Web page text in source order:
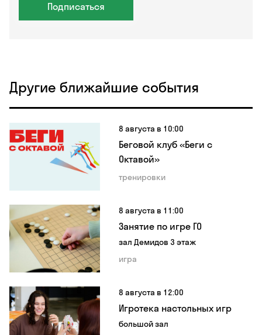
Подписаться
Другие ближайшие события
8 августа в 10:00
Беговой клуб «Беги с
Октавой»
тренировки
8 августа в 11:00
Занятие по игре ГО
зал Демидов 3 этаж
игра
8 августа в 12:00
Игротека настольных игр
большой зал